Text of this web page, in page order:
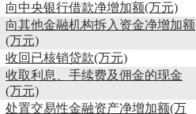
向中央银行借款净增加额(万元)
向其他金融机构拆入资金净增加额
(万元)
收回已核销贷款(万元)
收取利息、手续费及佣金的现金
(万元)
处置交易性金融资产净增加额(万